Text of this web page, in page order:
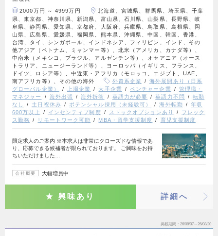
2000万円 ～ 4999万円
北海道、宮城県、群馬県、埼玉県、千葉
県、東京都、神奈川県、新潟県、富山県、石川県、山梨県、長野県、岐
阜県、静岡県、愛知県、京都府、大阪府、兵庫県、鳥取県、島根県、岡
山県、広島県、愛媛県、福岡県、熊本県、沖縄県、中国、韓国、香港、
台湾、タイ、シンガポール、インドネシア、フィリピン、インド、その
他アジア（ベトナム、ミャンマー等）、北米（アメリカ、カナダ等）、
中南米（メキシコ、ブラジル、アルゼンチン等）、オセアニア（オース
トラリア、ニュージーランド等）、ヨーロッパ（イギリス、フランス、
ドイツ、ロシア等）、中近東・アフリカ（モロッコ、エジプト、UAE、
南アフリカ等）、その他の海外
外資系企業
海外展開あり（日系
グローバル企業）
上場企業 大手企業 ベンチャー企業
管理職・
マネジャー
海外出張 海外折衝 英語力が必要 英語力不問
転勤
なし
土日祝休み ポテンシャル採用（未経験可） 海外転勤
年収
600万以上
インセンティブ制度 ストックオプションあり
フレック
ス勤務
リモートワーク可能 MBA・留学支援制度 育児支援制度
限定求人のご案内 ※本求人は非常にクローズドな情報であ
り、応募できる候補者が限られております。 ご興味をお持
ちいただけました…
会社概要 大幅増員中
興味あり 詳細へ
掲載期間 26/08/07～26/08/20